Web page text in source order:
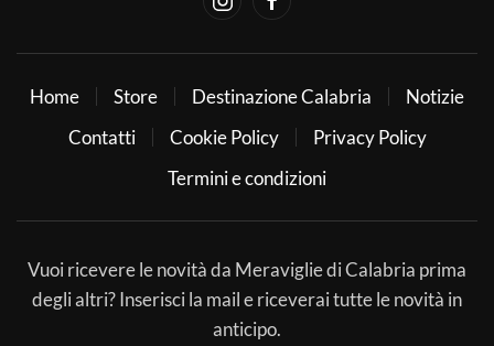
Home Store Destinazione Calabria
Notizie
Contatti
Cookie Policy
Privacy Policy
Termini e condizioni
Vuoi ricevere le novità da Meraviglie di Calabria prima
degli altri? Inserisci la mail e riceverai tutte le novità in
anticipo.